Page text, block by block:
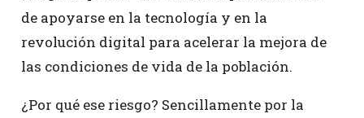
de apoyarse en la tecnología y en la
revolución digital para acelerar la mejora de
las condiciones de vida de la población.
¿Por qué ese riesgo? Sencillamente por la